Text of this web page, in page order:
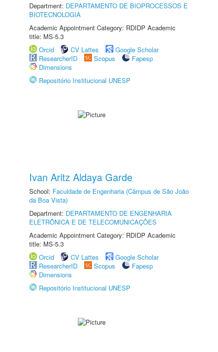
Department: DEPARTAMENTO DE BIOPROCESSOS E
BIOTECNOLOGIA
Academic Appointment Category: RDIDP Academic
title: MS-5.3
Orcid
CV Lattes
Google Scholar
ResearcherID
Scopus
Fapesp
Dimensions
Repositório Institucional UNESP
Ivan Aritz Aldaya Garde
School: Faculdade de Engenharia (Câmpus de São João
da Boa Vista)
Department: DEPARTAMENTO DE ENGENHARIA
ELETRÔNICA E DE TELECOMUNICAÇÕES
Academic Appointment Category: RDIDP Academic
title: MS-5.3
Orcid
CV Lattes
Google Scholar
ResearcherID
Scopus
Fapesp
Dimensions
Repositório Institucional UNESP